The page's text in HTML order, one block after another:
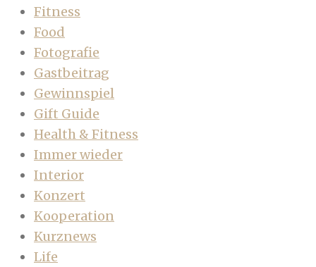
Fitness
Food
Fotografie
Gastbeitrag
Gewinnspiel
Gift Guide
Health & Fitness
Immer wieder
Interior
Konzert
Kooperation
Kurznews
Life